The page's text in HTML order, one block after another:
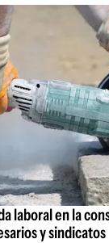
laboral en la
y sindicatos